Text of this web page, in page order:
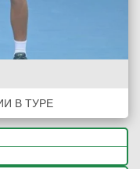
В ТУРЕ